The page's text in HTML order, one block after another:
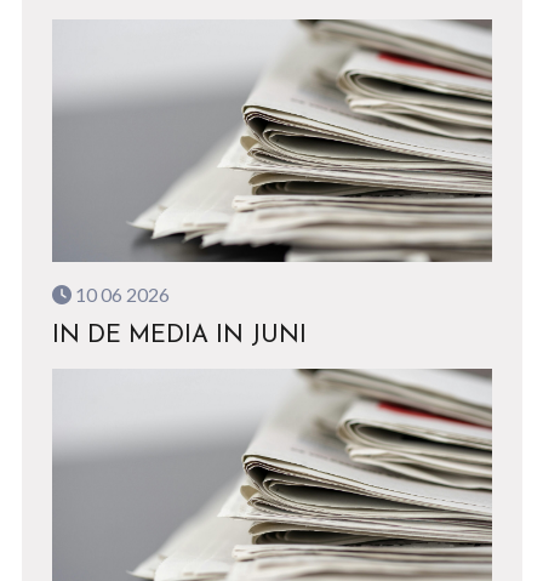
10 06 2026
IN DE MEDIA IN JUNI